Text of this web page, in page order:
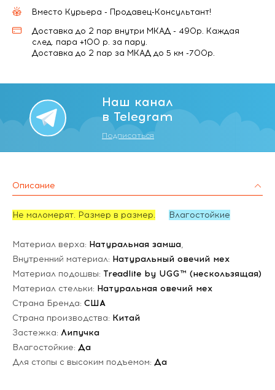
Вместо Курьера - Продавец-Консультант!
Доставка до 2 пар внутри МКАД - 490р. Каждая
след. пара +100 р. за пару.
Доставка до 2 пар за МКАД до 5 км -700р.
Наш канал
в Telegram
Подписаться
Описание
Не маломерят. Размер в размер. Влагостойкие
Материал верха: Натуральная замша,
Внутренний материал: Натуральный овечий мех
Материал подошвы: Treadlite by UGG™ (нескользящая)
Материал стельки: Натуральная овечий мех
Страна Бренда: США
Страна производства: Китай
Застежка: Липучка
Влагостойкие: Да
Для стопы с высоким подъемом: Да